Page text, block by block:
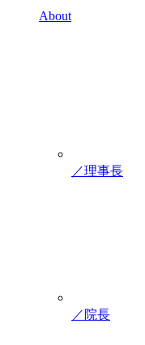
About
／理事長
／院長